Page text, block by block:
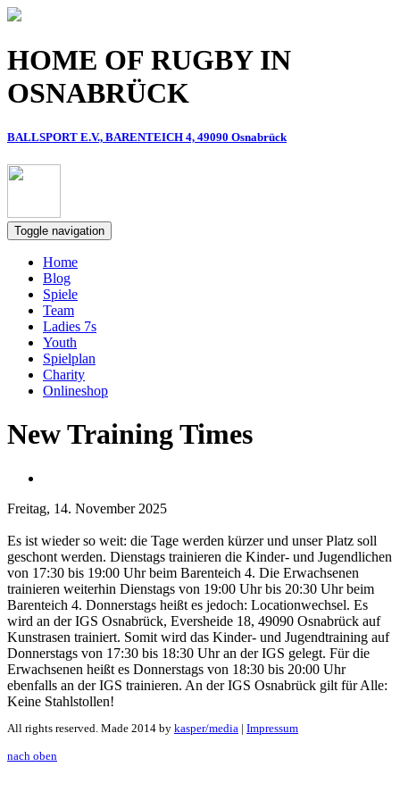
Direkt zum Inhalt
HOME OF RUGBY IN
OSNABRÜCK
BALLSPORT E.V., BARENTEICH 4, 49090 Osnabrück
Toggle navigation
Home
Blog
Spiele
Team
Ladies 7s
Youth
Spielplan
Charity
Onlineshop
New Training Times
Freitag, 14. November 2025
Es ist wieder so weit: die Tage werden kürzer und unser Platz soll
geschont werden. Dienstags trainieren die Kinder- und Jugendlichen
von 17:30 bis 19:00 Uhr beim Barenteich 4. Die Erwachsenen
trainieren weiterhin Dienstags von 19:00 Uhr bis 20:30 Uhr beim
Barenteich 4. Donnerstags heißt es jedoch: Locationwechsel. Es
wird an der IGS Osnabrück, Eversheide 18, 49090 Osnabrück auf
Kunstrasen trainiert. Somit wird das Kinder- und Jugendtraining auf
Donnerstags von 17:30 bis 18:30 Uhr an der IGS gelegt. Für die
Erwachsenen heißt es Donnerstags von 18:30 bis 20:00 Uhr
ebenfalls an der IGS trainieren. An der IGS Osnabrück gilt für Alle:
Keine Stahlstollen!
All rights reserved. Made 2014 by kasper/media | Impressum
nach oben